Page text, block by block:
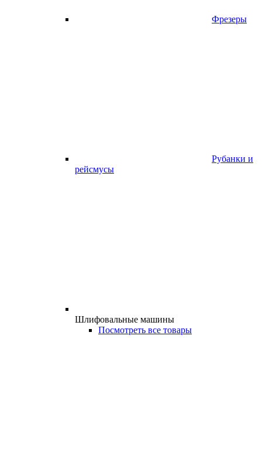
Фрезеры
Рубанки и
рейсмусы
Шлифовальные машины
Посмотреть все товары